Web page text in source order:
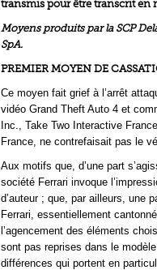
transmis pour être transcrit en
Moyens produits par la SCP
SpA.
PREMIER MOYEN DE
Ce moyen fait grief à l’arrêt
vidéo Grand Theft Auto 4 et
Inc., Take Two Interactive
France, ne contrefaisait pas le
Aux motifs que, d’une part
société Ferrari invoque
d’auteur ; que, par ailleurs, une
Ferrari, essentiellement
l’agencement des éléments
sont pas reprises dans le
différences qui portent en